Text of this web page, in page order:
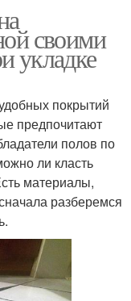
своими
укладке
покрытий
предпочитают
полов по
ли класть
материалы,
разберемся